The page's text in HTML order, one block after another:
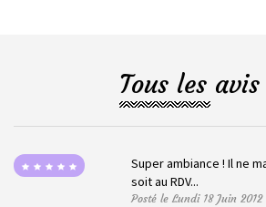
Tous les avis
Super ambiance ! Il ne
soit au RDV...
Posté le Lundi 18 Juin